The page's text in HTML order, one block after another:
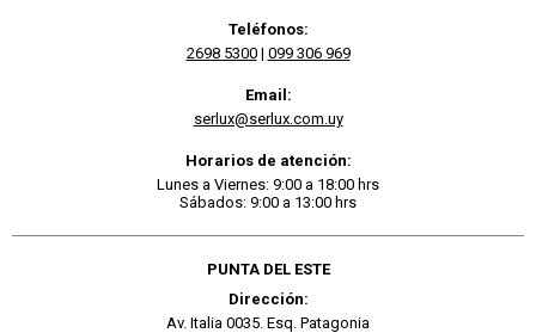
Teléfonos:
2698 5300| 099 306 969
Email:
serlux@serlux.com.uy
Horarios de atención:
Lunes a Viernes: 9:00 a 18:00 hrs
Sábados: 9:00 a 13:00 hrs
PUNTA DEL ESTE
Dirección:
Av. Italia 0035. Esq. Patagonia